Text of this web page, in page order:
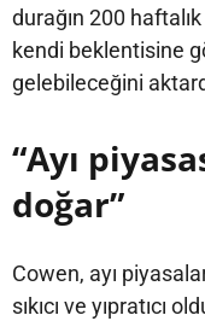
durağın 200
kendi beklentisine
gelebileceğini
“Ayı
doğar”
Cowen, ayı
sıkıcı ve yıpratıcı